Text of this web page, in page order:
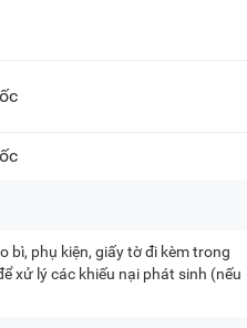
bì, phụ kiện, giấy tờ đi kèm trong
xử lý các khiếu nại phát sinh (nếu